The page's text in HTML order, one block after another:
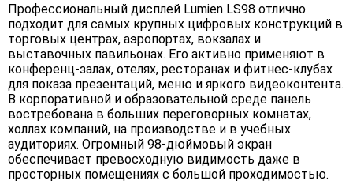
Профессиональный дисплей Lumien LS98 отлично
подходит для самых крупных цифровых конструкций в
торговых центрах, аэропортах, вокзалах и
выставочных павильонах. Его активно применяют в
конференц-залах, отелях, ресторанах и фитнес-клубах
для показа презентаций, меню и яркого видеоконтента.
В корпоративной и образовательной среде панель
востребована в больших переговорных комнатах,
холлах компаний, на производстве и в учебных
аудиториях. Огромный 98-дюймовый экран
обеспечивает превосходную видимость даже в
просторных помещениях с большой проходимостью.